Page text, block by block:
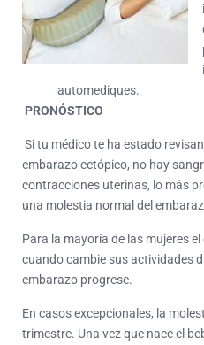
automediques.
PRONÓSTICO
Si tu médico te ha estado
embarazo ectópico, no hay
contracciones uterinas, lo más
una molestia normal del
Para la mayoría de las mujeres
cuando cambie sus actividades
embarazo progrese.
En casos excepcionales, la
trimestre. Una vez que nace el